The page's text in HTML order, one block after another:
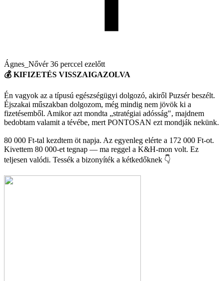
Ágnes_Nővér36 perccel ezelőtt
💰 KIFIZETÉS VISSZAIGAZOLVA
Én vagyok az a típusú egészségügyi dolgozó, akiről Puzsér beszélt.
Éjszakai műszakban dolgozom, még mindig nem jövök ki a
fizetésemből. Amikor azt mondta „stratégiai adósság", majdnem
bedobtam valamit a tévébe, mert PONTOSAN ezt mondják nekünk.
80 000 Ft-tal kezdtem öt napja. Az egyenleg elérte a 172 000 Ft-ot.
Kivettem 80 000-et tegnap — ma reggel a K&H-mon volt. Ez
teljesen valódi. Tessék a bizonyíték a kétkedőknek 👇